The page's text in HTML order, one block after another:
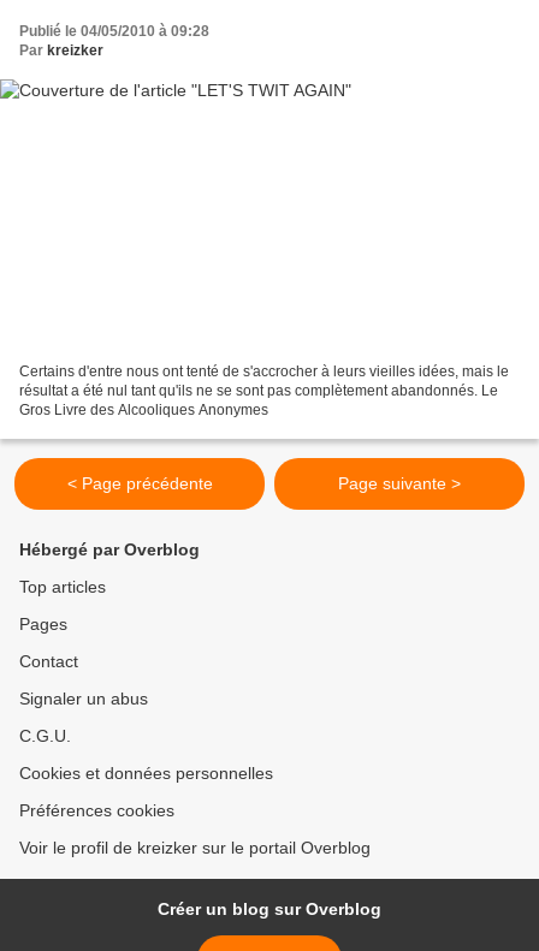
Publié le 04/05/2010 à 09:28
Par kreizker
Certains d'entre nous ont tenté de s'accrocher à leurs vieilles idées, mais le
résultat a été nul tant qu'ils ne se sont pas complètement abandonnés. Le
Gros Livre des Alcooliques Anonymes
< Page précédente Page suivante >
Hébergé par Overblog
Top articles
Pages
Contact
Signaler un abus
C.G.U.
Cookies et données personnelles
Préférences cookies
Voir le profil de kreizker sur le portail Overblog
Créer un blog sur Overblog